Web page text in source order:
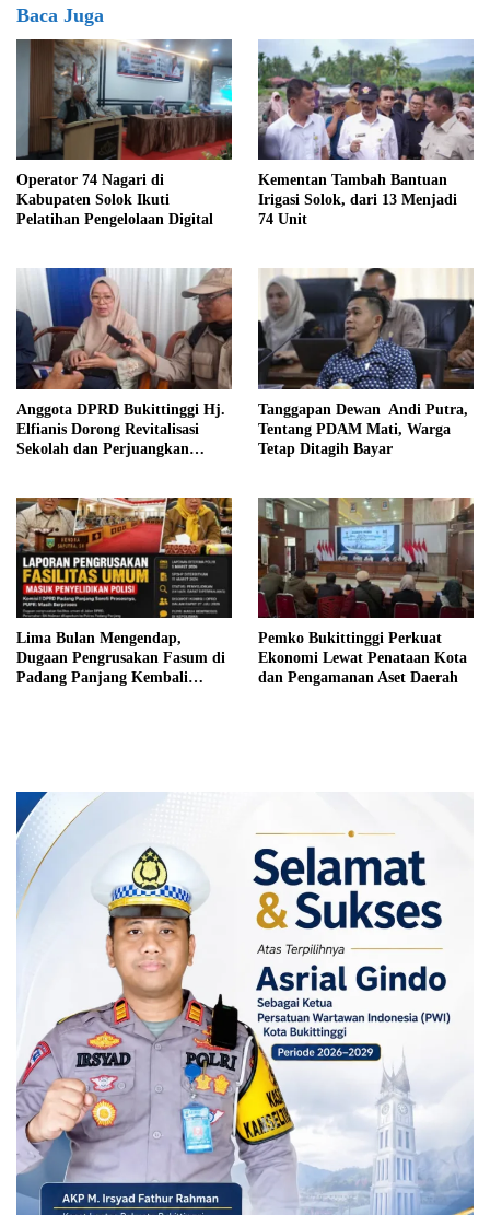
Baca Juga
Operator 74 Nagari di
Kabupaten Solok Ikuti
Pelatihan Pengelolaan Digital
Kementan Tambah Bantuan
Irigasi Solok, dari 13 Menjadi
74 Unit
Anggota DPRD Bukittinggi Hj.
Elfianis Dorong Revitalisasi
Sekolah dan Perjuangkan
Tanggapan Dewan Andi Putra,
Tentang PDAM Mati, Warga
Tetap Ditagih Bayar
Lima Bulan Mengendap,
Dugaan Pengrusakan Fasum di
Padang Panjang Kembali
Pemko Bukittinggi Perkuat
Ekonomi Lewat Penataan Kota
dan Pengamanan Aset Daerah